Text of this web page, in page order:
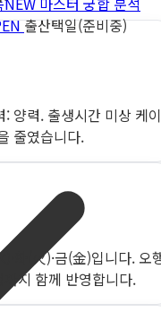
출산택일(준비중)
양력. 출생시간 미상 케이
줄였습니다.
화(火)·금(金)입니다. 오
지 함께 반영합니다.